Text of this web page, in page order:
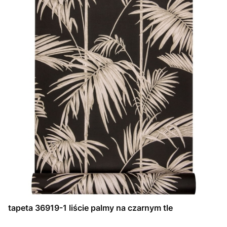
tapeta 36919-1 liście palmy na czarnym tle